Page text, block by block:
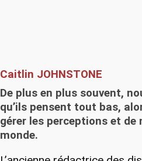
Caitlin JOHNSTONE
De plus en plus souvent,
qu’ils pensent tout bas,
gérer les perceptions et de
monde.